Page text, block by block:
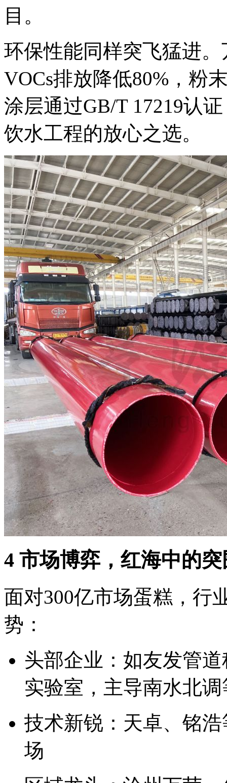
目。
环保性能同样突飞猛进
VOCs排放降低80%，粉
涂层通过GB/T 17219认
饮水工程的放心之选。
4 市场博弈，红海中的
面对300亿市场蛋糕，行
势：
头部企业：如友发管
实验室，主导南水北
技术新锐：天卓、铭
场